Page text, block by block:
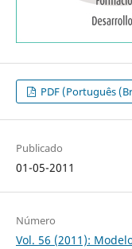
PDF (Português
Publicado
01-05-2011
Número
Vol. 56 (2011):